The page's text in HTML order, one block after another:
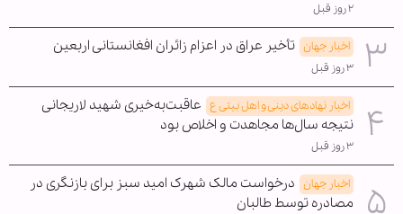
۲ روز قبل
اخبار جهان تأخیر عراق در اعزام زائران افغانستانی اربعین
۳ روز قبل
اخبار نهادهای دینی و اهل بیتی ع عاقبت‌به‌خیری شهید لاریجانی
نتیجه سال‌ها مجاهدت و اخلاص بود
۳ روز قبل
اخبار جهان درخواست مالک شهرک امید سبز برای بازنگری در
مصادره توسط طالبان